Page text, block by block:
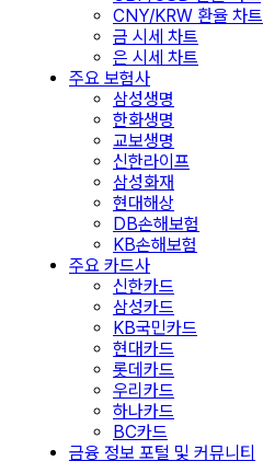
CNY/KRW 환율 차트
금 시세 차트
은 시세 차트
주요 보험사
삼성생명
한화생명
교보생명
신한라이프
삼성화재
현대해상
DB손해보험
KB손해보험
주요 카드사
신한카드
삼성카드
KB국민카드
현대카드
롯데카드
우리카드
하나카드
BC카드
금융 정보 포털 및 커뮤니티